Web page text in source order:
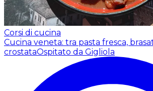
Corsi di cucina
Cucina veneta: tra pasta fresca,
crostataOspitato da Gigliola